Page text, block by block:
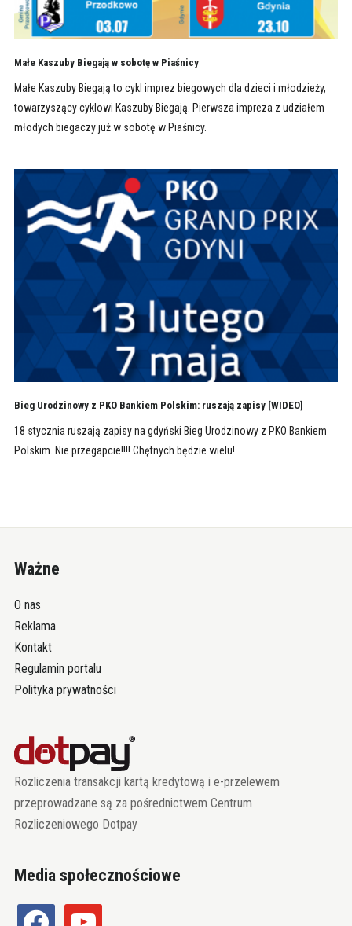
Małe Kaszuby Biegają w sobotę w Piaśnicy
Małe Kaszuby Biegają to cykl imprez biegowych dla dzieci i młodzieży,
towarzyszący cyklowi Kaszuby Biegają. Pierwsza impreza z udziałem
młodych biegaczy już w sobotę w Piaśnicy.
Bieg Urodzinowy z PKO Bankiem Polskim: ruszają zapisy [WIDEO]
18 stycznia ruszają zapisy na gdyński Bieg Urodzinowy z PKO Bankiem
Polskim. Nie przegapcie!!!! Chętnych będzie wielu!
Ważne
O nas
Reklama
Kontakt
Regulamin portalu
Polityka prywatności
Rozliczenia transakcji kartą kredytową i e-przelewem
przeprowadzane są za pośrednictwem Centrum
Rozliczeniowego Dotpay
Media społecznościowe
facebook youtube